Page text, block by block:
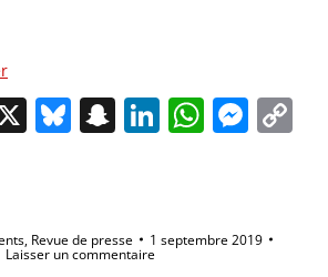
X Bluesky
Snapchat
LinkedIn
, Revue de presse 1 septembre 2019
Laisser un commentaire